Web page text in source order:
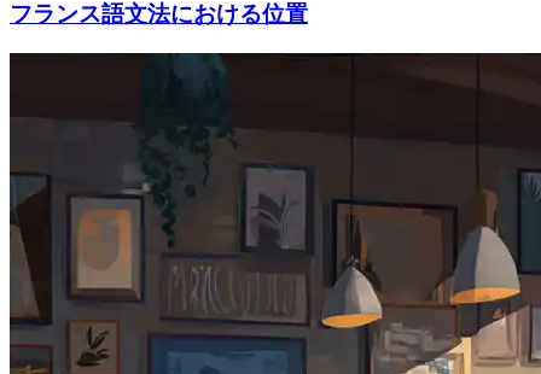
フランス語文法における位置